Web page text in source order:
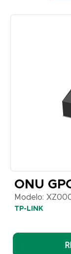
ONU
ONU
Modelo:
TP-LINK